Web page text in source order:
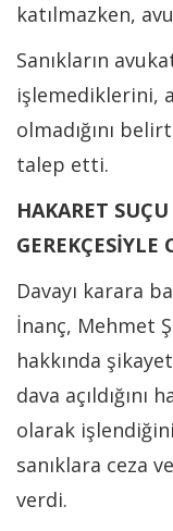
katılmazken,
Sanıkların
işlemediklerini,
olmadığını
talep etti.
HAKARET
GEREKÇESİYLE
Davayı karara
İnanç, Mehmet
hakkında
dava açıldığını
olarak
sanıklara ceza
verdi.